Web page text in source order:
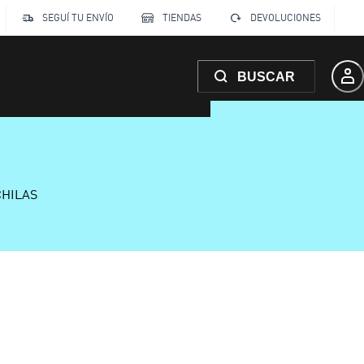
SEGUÍ TU ENVÍO TIENDAS DEVOLUCIONES
BUSCAR